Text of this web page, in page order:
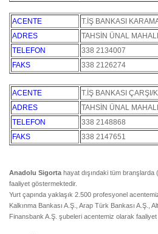
ACENTE
T.İŞ BANKASI
ADRES
TAHSİN ÜNAL
TELEFON
338 2134007
FAKS
338 2126274
ACENTE
T.İŞ BANKASI ÇARŞI/
ADRES
TAHSİN ÜNAL
TELEFON
338 2148868
FAKS
338 2147651
Anadolu Sigorta hayat dışındaki tüm
faaliyet göstermektedir.
Yurt çapında yaklaşık 2.500 profesyonel
Kalkınma Bankası A.Ş., Arap Türk Bankası A.Ş.,
Finansbank A.Ş. şubeleri acentemiz olarak